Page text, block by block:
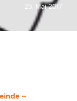
25. Mai 2017
–